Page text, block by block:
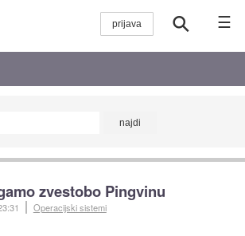
☰
zvestobo Pingvinu
Operacijski sistemi